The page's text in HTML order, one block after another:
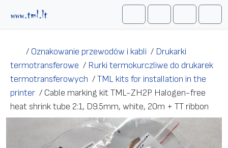
SearchAccountCart
/ Oznakowanie przewodów i kabli / Drukarki
termotransferowe / Rurki termokurczliwe do drukarek
termotransferowych /TML kits for installation in the
printer / Cable marking kit TML-ZH2P Halogen-free
heat shrink tube 2:1, D9.5mm, white, 20m + TT ribbon